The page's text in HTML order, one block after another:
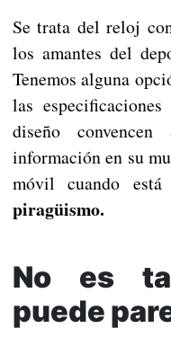
Se trata del reloj
los amantes del
Tenemos alguna
las
diseño
información en su
móvil cuando está
piragüismo.
No es
puede